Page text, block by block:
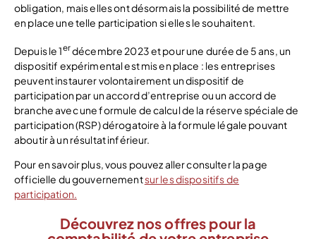
obligation, mais elles ont désormais la possibilité de mettre
en place une telle participation si elles le souhaitent.
Depuis le 1erdécembre 2023 et pour une durée de 5 ans, un
dispositif expérimental est mis en place : les entreprises
peuvent instaurer volontairement un dispositif de
participation par un accord d’entreprise ou un accord de
branche avec une formule de calcul de la réserve spéciale de
participation (RSP) dérogatoire à la formule légale pouvant
aboutir à un résultat inférieur.
Pour en savoir plus, vous pouvez aller consulter la page
officielle du gouvernementsur les dispositifs de
participation.
Découvrez nos offres pour la